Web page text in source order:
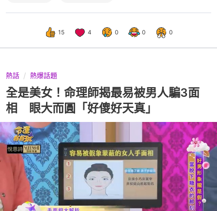
15 4 0 0 0
熱話 熱爆話題
全是美女！命理師揭最易被男人騙3面
相 眼大而圓「好傻好天真」